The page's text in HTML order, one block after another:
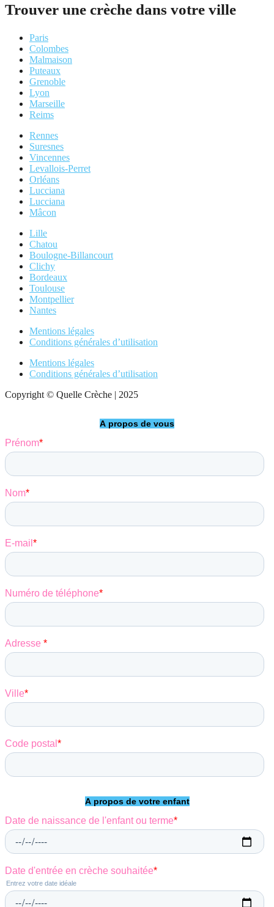
Trouver une crèche dans votre ville
Paris
Colombes
Malmaison
Puteaux
Grenoble
Lyon
Marseille
Reims
Rennes
Suresnes
Vincennes
Levallois-Perret
Orléans
Lucciana
Lucciana
Mâcon
Lille
Chatou
Boulogne-Billancourt
Clichy
Bordeaux
Toulouse
Montpellier
Nantes
Mentions légales
Conditions générales d’utilisation
Mentions légales
Conditions générales d’utilisation
Copyright © Quelle Crèche | 2025